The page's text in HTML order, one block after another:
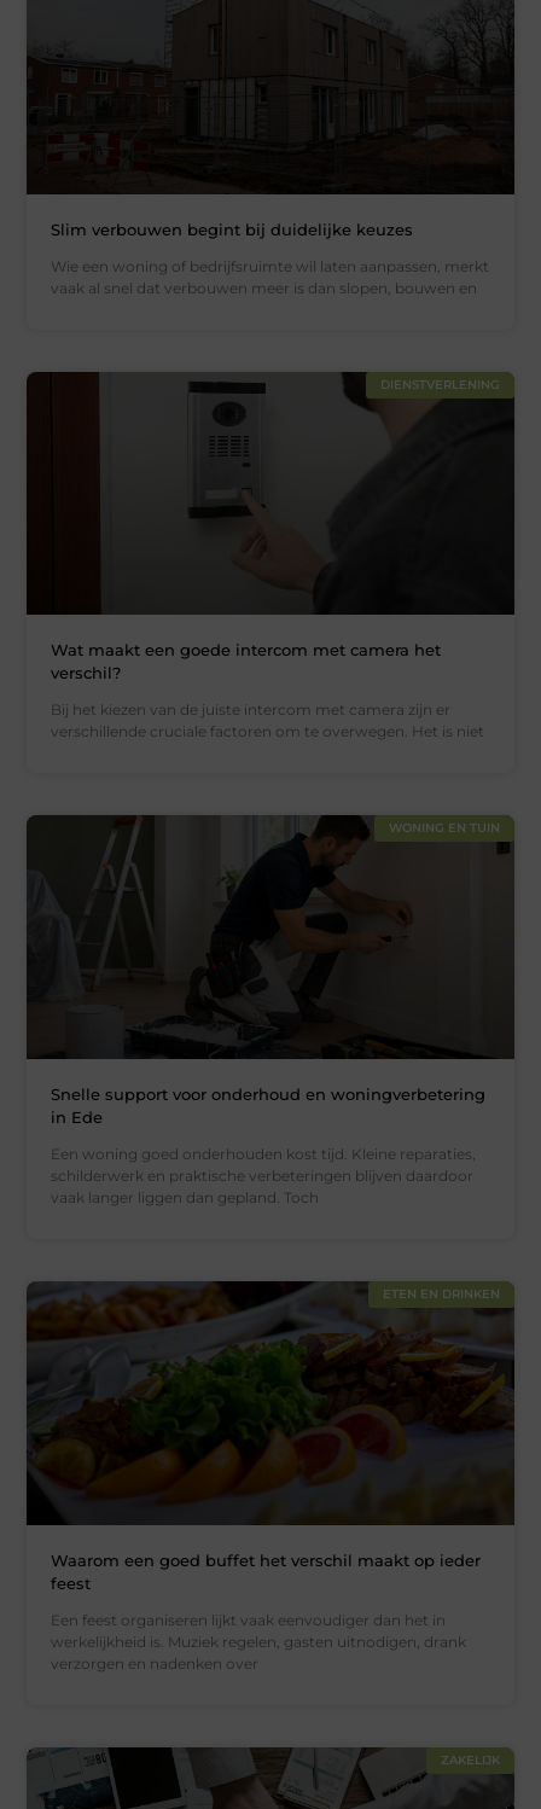
Slim verbouwen begint bij duidelijke keuzes
Wie een woning of bedrijfsruimte wil laten aanpassen, merkt
vaak al snel dat verbouwen meer is dan slopen, bouwen en
DIENSTVERLENING
Wat maakt een goede intercom met camera het
verschil?
Bij het kiezen van de juiste intercom met camera zijn er
verschillende cruciale factoren om te overwegen. Het is niet
WONING EN TUIN
Snelle support voor onderhoud en woningverbetering
in Ede
Een woning goed onderhouden kost tijd. Kleine reparaties,
schilderwerk en praktische verbeteringen blijven daardoor
vaak langer liggen dan gepland. Toch
ETEN EN DRINKEN
Waarom een goed buffet het verschil maakt op ieder
feest
Een feest organiseren lijkt vaak eenvoudiger dan het in
werkelijkheid is. Muziek regelen, gasten uitnodigen, drank
verzorgen en nadenken over
ZAKELIJK